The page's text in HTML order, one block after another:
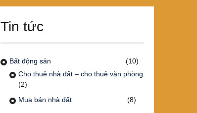
Tin tức
Bất động sản
(10)
Cho thuê nhà đất – cho thuê văn phòng
(2)
Mua bán nhà đất
(8)